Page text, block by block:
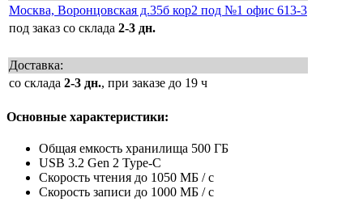
Москва, Воронцовская д.35б кор2 под №1 офис 613-3
под заказ со склада 2-3 дн.
Доставка:
со склада 2-3 дн., при заказе до 19 ч
Основные характеристики:
Общая емкость хранилища 500 ГБ
USB 3.2 Gen 2 Type-C
Скорость чтения до 1050 МБ / с
Скорость записи до 1000 МБ / с